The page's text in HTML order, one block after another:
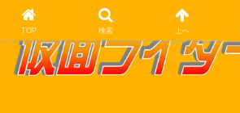
TOP 検索 上へ